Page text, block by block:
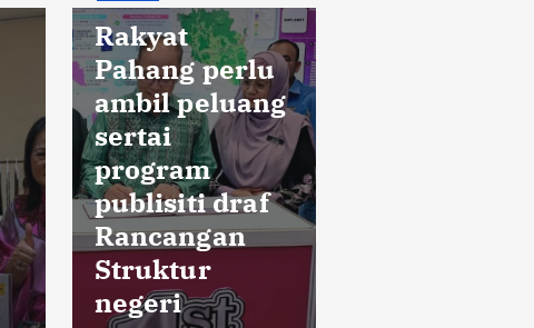
Rakyat
Pahang perlu
ambil peluang
sertai
program
publisiti draf
Rancangan
Struktur
negeri